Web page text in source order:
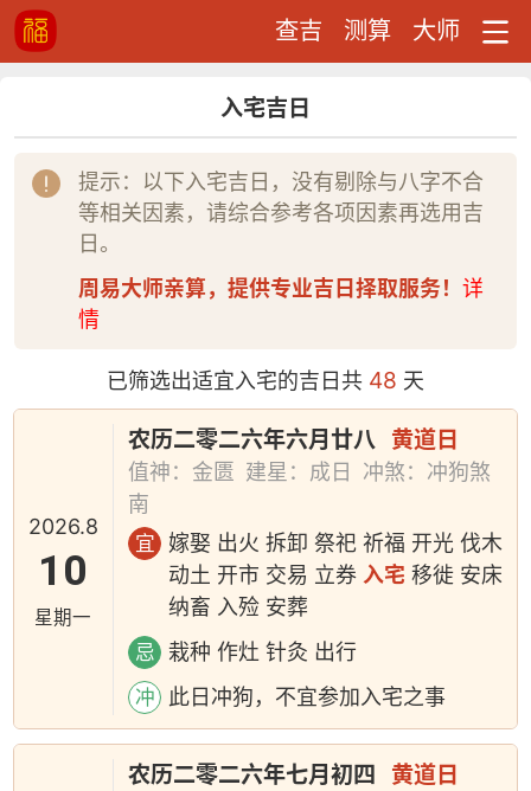
查吉 测算 大师
入宅吉日
提示：以下入宅吉日，没有剔除与八字不合
等相关因素，请综合参考各项因素再选用吉
日。
周易大师亲算，提供专业吉日择取服务！ 详
情
已筛选出适宜入宅的吉日共 48 天
2026.8
10
星期一
农历二零二六年六月廿八 黄道日
值神：金匮 建星：成日
冲煞：冲狗煞
南
宜
嫁娶 出火 拆卸 祭祀 祈福 开光 伐木
动土 开市 交易 立券 入宅 移徙 安床
纳畜 入殓 安葬
忌 栽种 作灶 针灸 出行
冲 此日冲狗，不宜参加入宅之事
农历二零二六年七月初四 黄道日